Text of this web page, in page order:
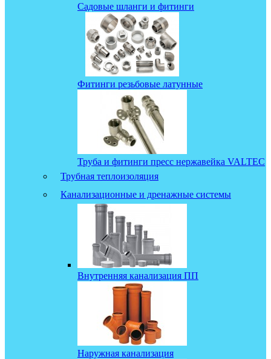
Садовые шланги и фитинги
Фитинги резьбовые латунные
Труба и фитинги пресс нержавейка VALTEC
Трубная теплоизоляция
Канализационные и дренажные системы
Внутренняя канализация ПП
Наружная канализация